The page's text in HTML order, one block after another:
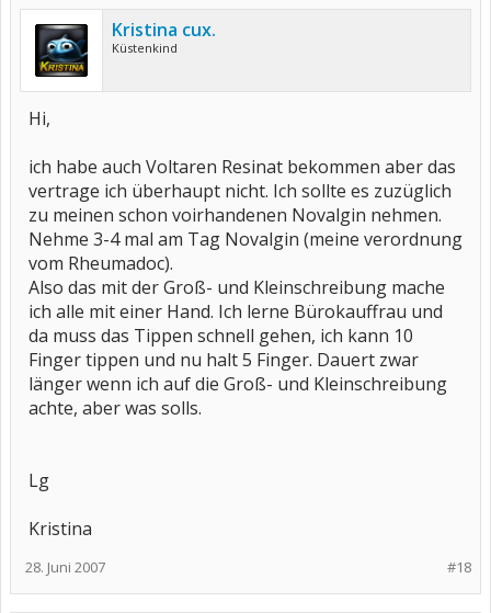
Kristina cux.
Küstenkind
Hi,
ich habe auch Voltaren Resinat bekommen aber das
vertrage ich überhaupt nicht. Ich sollte es zuzüglich
zu meinen schon voirhandenen Novalgin nehmen.
Nehme 3-4 mal am Tag Novalgin (meine verordnung
vom Rheumadoc).
Also das mit der Groß- und Kleinschreibung mache
ich alle mit einer Hand. Ich lerne Bürokauffrau und
da muss das Tippen schnell gehen, ich kann 10
Finger tippen und nu halt 5 Finger. Dauert zwar
länger wenn ich auf die Groß- und Kleinschreibung
achte, aber was solls.
Lg
Kristina
#18
28. Juni 2007